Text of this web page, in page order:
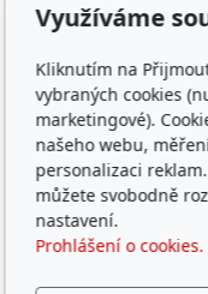
Oblíbené
Západočeský územní
Časopis rybářství
Přihlášení RIS
© 2026
Využíváme
Kliknutím na
vybraných cookies
marketingové).
našeho webu,
personalizaci
můžete svobodně
nastavení.
Prohlášení o cookies.